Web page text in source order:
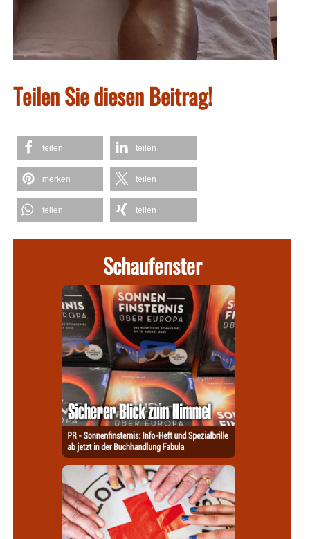
Teilen Sie diesen Beitrag!
teilen teilen
merken teilen
teilen teilen
Schaufenster